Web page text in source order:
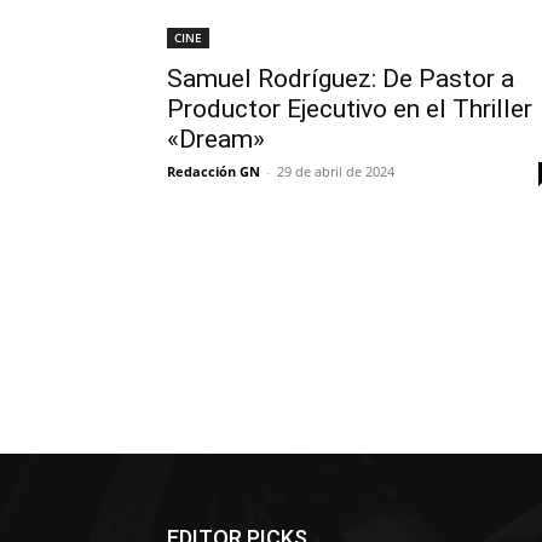
CINE
Samuel Rodríguez: De Pastor a
Productor Ejecutivo en el Thriller
«Dream»
Redacción GN - 29 de abril de 2024